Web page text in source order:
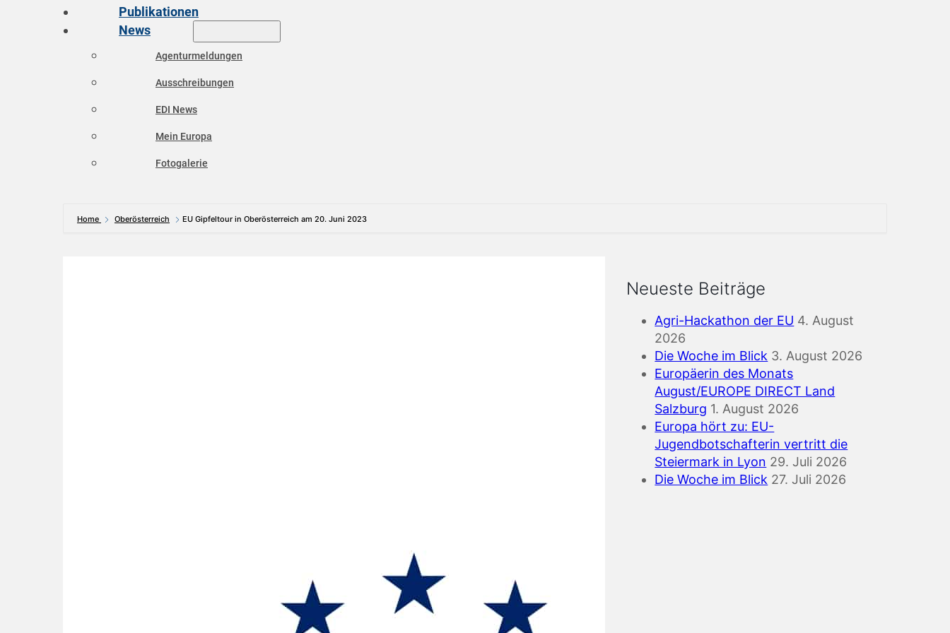
Publikationen
News
Agenturmeldungen
Ausschreibungen
EDI News
Mein Europa
Fotogalerie
Home Oberösterreich EU Gipfeltour in Oberösterreich am 20. Juni 2023
Neueste Beiträge
Agri-Hackathon der EU 4. August
2026
Die Woche im Blick 3. August 2026
Europäerin des Monats
August/EUROPE DIRECT Land
Salzburg 1. August 2026
Europa hört zu: EU-
Jugendbotschafterin vertritt die
Steiermark in Lyon 29. Juli 2026
Die Woche im Blick 27. Juli 2026